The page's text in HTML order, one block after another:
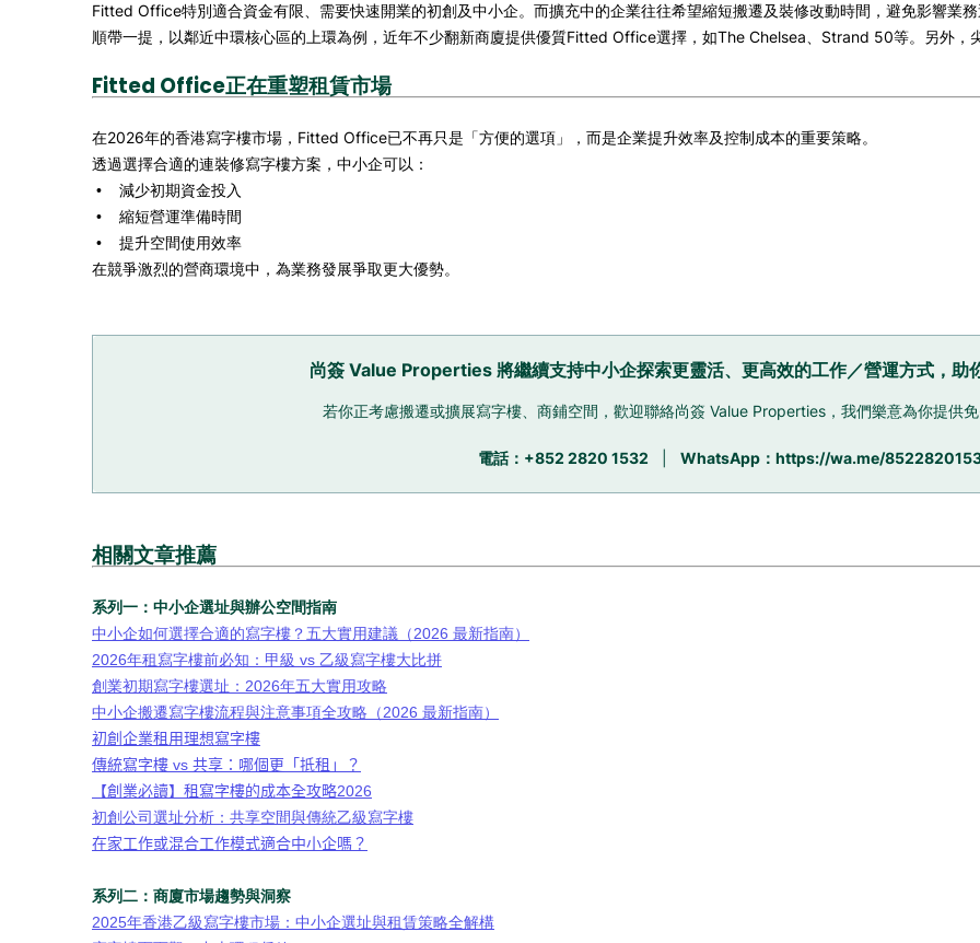
Fitted Office特別適合資金有限、需要快速開業的初創及中小企。而擴充中的企業往往希望縮短搬遷及裝修改動時間，避免影響業
順帶一提，以鄰近中環核心區的上環為例，近年不少翻新商廈提供優質Fitted Office選擇，如The Chelsea、Strand 50等。另外
Fitted Office正在重塑租賃市場
在2026年的香港寫字樓市場，Fitted Office已不再只是「方便的選項」，而是企業提升效率及控制成本的重要策略。
透過選擇合適的連裝修寫字樓方案，中小企可以：
• 減少初期資金投入
• 縮短營運準備時間
• 提升空間使用效率
在競爭激烈的營商環境中，為業務發展爭取更大優勢。
尚簽 Value Properties 將繼續支持中小企探索更靈活、更高效的工作／營運方式，助
若你正考慮搬遷或擴展寫字樓、商鋪空間，歡迎聯絡尚簽 Value Properties，我們樂意為你提供
電話：+852 2820 1532 WhatsApp： https://wa.me/
相關文章推薦
系列一：中小企選址與辦公空間指南
中小企如何選擇合適的寫字樓？五大實用建議（2026 最新指南）
2026年租寫字樓前必知：甲級 vs 乙級寫字樓大比拼
創業初期寫字樓選址：2026年五大實用攻略
中小企搬遷寫字樓流程與注意事項全攻略（2026 最新指南）
初創企業租用理想寫字樓
傳統寫字樓 vs 共享：哪個更「抵租」？
【創業必讀】租寫字樓的成本全攻略2026
初創公司選址分析：共享空間與傳統乙級寫字樓
在家工作或混合工作模式適合中小企嗎？
系列二：商廈市場趨勢與洞察
2025年香港乙級寫字樓市場：中小企選址與租賃策略全解構